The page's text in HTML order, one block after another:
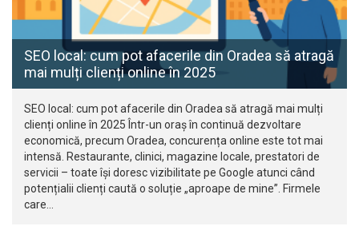
SEO local: cum pot afacerile din Oradea să atragă
mai mulți clienți online în 2025
SEO local: cum pot afacerile din Oradea să atragă mai mulți
clienți online în 2025 Într-un oraș în continuă dezvoltare
economică, precum Oradea, concurența online este tot mai
intensă. Restaurante, clinici, magazine locale, prestatori de
servicii – toate își doresc vizibilitate pe Google atunci când
potențialii clienți caută o soluție „aproape de mine”. Firmele
care…